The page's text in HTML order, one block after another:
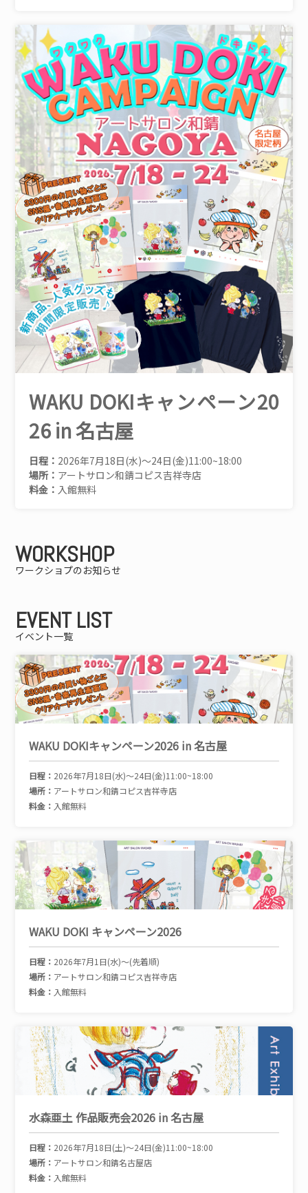
WAKU DOKIキャンペーン20
26 in 名古屋
日程： 2026年7月18日(水)～24日(金)11:00~18:00
場所： アートサロン和錆コピス吉祥寺店
料金： 入館無料
WORKSHOP
ワークショプのお知らせ
EVENT LIST
イベント一覧
WAKU DOKIキャンペーン2026 in 名古屋
日程： 2026年7月18日(水)～24日(金)11:00~18:00
場所： アートサロン和錆コピス吉祥寺店
料金： 入館無料
WAKU DOKI キャンペーン2026
日程： 2026年7月1日(水)～(先着順)
場所： アートサロン和錆コピス吉祥寺店
料金： 入館無料
水森亜土 作品販売会2026 in 名古屋
日程： 2026年7月18日(土)～24日(金)11:00~18:00
場所： アートサロン和錆名古屋店
料金： 入館無料